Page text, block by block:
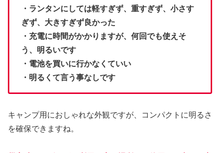
・ランタンにしては軽すぎず、重すぎず、小さす
ぎず、大きすぎず良かった
・充電に時間がかかりますが、何回でも使えそ
う、明るいです
・電池を買いに行かなくていい
・明るくて言う事なしです
キャンプ用におしゃれな外観ですが、コンパクトに明るさ
を確保できますね。